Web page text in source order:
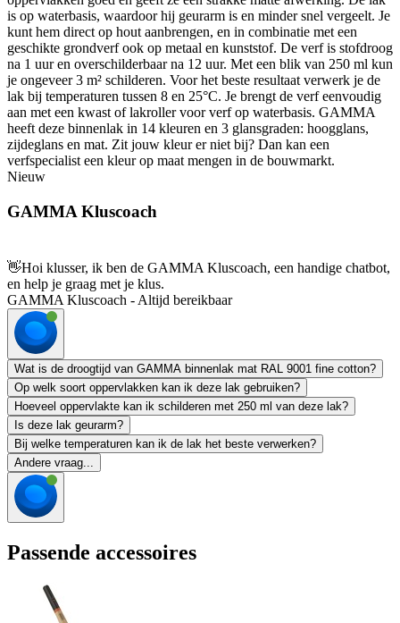
is op waterbasis, waardoor hij geurarm is en minder snel vergeelt. Je
kunt hem direct op hout aanbrengen, en in combinatie met een
geschikte grondverf ook op metaal en kunststof. De verf is stofdroog
na 1 uur en overschilderbaar na 12 uur. Met een blik van 250 ml kun
je ongeveer 3 m² schilderen. Voor het beste resultaat verwerk je de
lak bij temperaturen tussen 8 en 25°C. Je brengt de verf eenvoudig
aan met een kwast of lakroller voor verf op waterbasis. GAMMA
heeft deze binnenlak in 14 kleuren en 3 glansgraden: hoogglans,
zijdeglans en mat. Zit jouw kleur er niet bij? Dan kan een
verfspecialist een kleur op maat mengen in de bouwmarkt.
Nieuw
GAMMA Kluscoach
👋Hoi klusser, ik ben de GAMMA Kluscoach, een handige chatbot,
en help je graag met je klus.
GAMMA Kluscoach - Altijd bereikbaar
Wat is de droogtijd van GAMMA binnenlak mat RAL 9001 fine cotton?
Op welk soort oppervlakken kan ik deze lak gebruiken?
Hoeveel oppervlakte kan ik schilderen met 250 ml van deze lak?
Is deze lak geurarm?
Bij welke temperaturen kan ik de lak het beste verwerken?
Andere vraag...
Passende accessoires